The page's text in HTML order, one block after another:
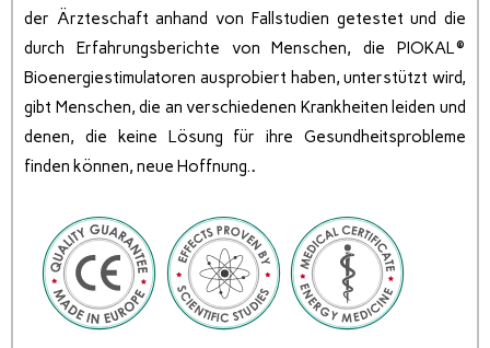
der Ärzteschaft anhand von Fallstudien getestet und die
durch Erfahrungsberichte von Menschen, die PIOKAL®
Bioenergiestimulatoren ausprobiert haben, unterstützt wird,
gibt Menschen, die an verschiedenen Krankheiten leiden und
denen, die keine Lösung für ihre Gesundheitsprobleme
finden können, neue Hoffnung..